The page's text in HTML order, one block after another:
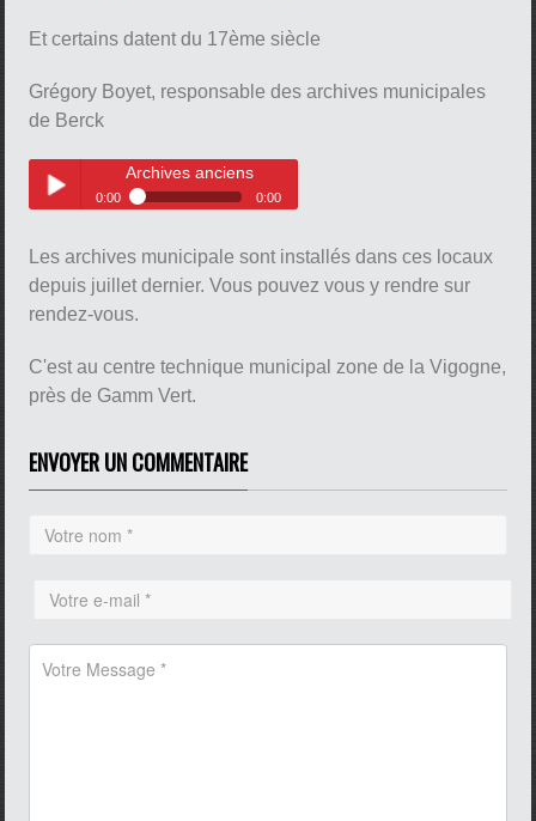
Play /
pause
Et certains datent du 17ème siècle
Grégory Boyet, responsable des archives municipales
de Berck
Play /
Archives anciens
0:00 0:00
Les archives municipale sont installés dans ces locaux
depuis juillet dernier. Vous pouvez vous y rendre sur
rendez-vous.
C'est au centre technique municipal zone de la Vigogne,
près de Gamm Vert.
ENVOYER UN COMMENTAIRE